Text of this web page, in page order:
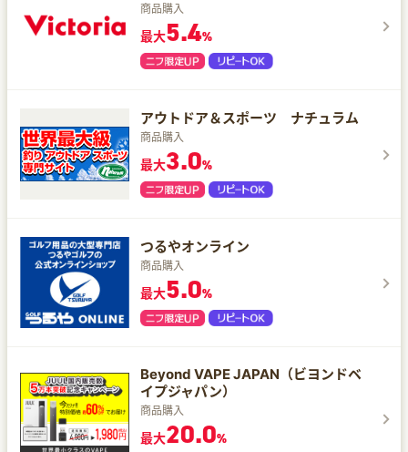
商品購入
最大5.4%
アウトドア＆スポーツ ナチュラム
商品購入
最大3.0%
つるやオンライン
商品購入
最大5.0%
Beyond VAPE JAPAN（ビヨンドベ
イプジャパン）
商品購入
最大20.0%